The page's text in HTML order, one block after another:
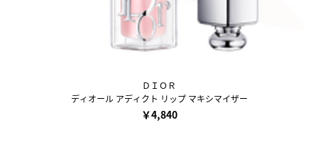
ＤＩＯＲ
ディオール アディクト リップ マキシマイザー
￥4,840